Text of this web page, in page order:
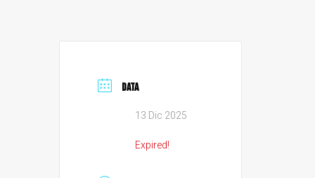
DATA
13 Dic 2025
Expired!